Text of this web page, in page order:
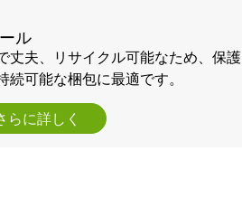
ル
丈夫、リサイクル可能なため、保護
続可能な梱包に最適です。
らに詳しく